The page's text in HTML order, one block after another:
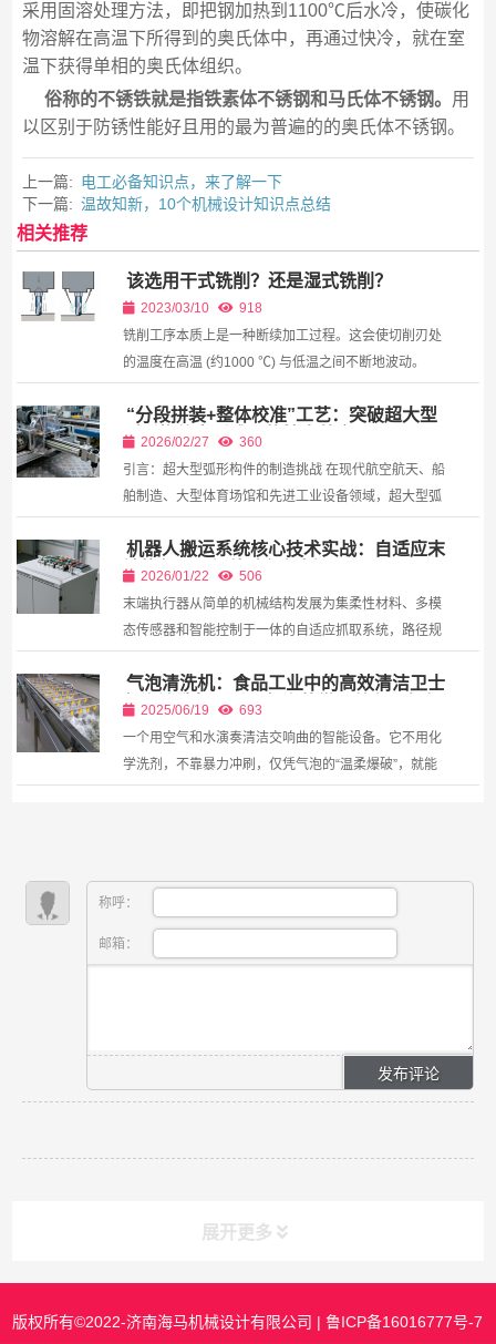
采用固溶处理方法，即把钢加热到1100℃后水冷，使碳化
物溶解在高温下所得到的奥氏体中，再通过快冷，就在室
温下获得单相的奥氏体组织。
俗称的不锈铁就是指铁素体不锈钢和马氏体不锈钢。 用
以区别于防锈性能好且用的最为普遍的的奥氏体不锈钢。
上一篇: 电工必备知识点，来了解一下
下一篇: 温故知新，10个机械设计知识点总结
相关推荐
该选用干式铣削？还是湿式铣削？
2023/03/10
918
铣削工序本质上是一种断续加工过程。这会使切削刃处
的温度在高温 (约1000 ℃) 与低温之间不断地波动。
加剧。因此，切削刃会受到热冲击和周期性应力...
“分段拼装+整体校准”工艺：突破超大型
弧形构件变形难题的技术革命
2026/02/27
360
引言：超大型弧形构件的制造挑战 在现代航空航天、船
舶制造、大型体育场馆和先进工业设备领域，超大型弧
几何特征，尺寸巨大，对制造精度要求极高。传统的
整...
机器人搬运系统核心技术实战：自适应末
端执行器与智能路径规划
2026/01/22
506
末端执行器从简单的机械结构发展为集柔性材料、多模
态传感器和智能控制于一体的自适应抓取系统，路径规
态、...
气泡清洗机：食品工业中的高效清洁卫士
气泡清洗机：千万气泡的微观战争，如何
洗出舌尖上的安全？
2025/06/19
693
一个用空气和水演奏清洁交响曲的智能设备。它不用化
学洗剂，不靠暴力冲刷，仅凭气泡的“温柔爆破”，就能
称呼：
邮箱：
展开更多
课程分类 CLASS
版权所有©2022-济南海马机械设计有限公司 | 鲁ICP备16016777号-7